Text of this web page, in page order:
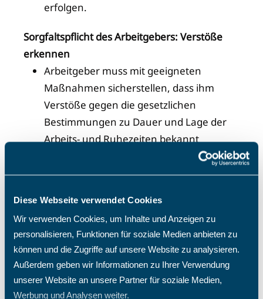
Diese Webseite verwendet Cookies
Wir verwenden Cookies, um Inhalte und Anzeigen zu
personalisieren, Funktionen für soziale Medien anbieten zu
können und die Zugriffe auf unsere Website zu analysieren.
Außerdem geben wir Informationen zu Ihrer Verwendung
unserer Website an unsere Partner für soziale Medien,
Werbung und Analysen weiter.
erfolgen.
Sorgfaltspflicht des Arbeitgebers: Verstöße
erkennen
Arbeitgeber muss mit geeigneten
Maßnahmen sicherstellen, dass ihm
Verstöße gegen die gesetzlichen
Bestimmungen zu Dauer und Lage der
Arbeits- und Ruhezeiten bekannt
Der Arbeitgeber ist verpflichtet, den
Arbeitnehmer auf dessen Wunsch über
die erfasste Arbeitszeit zu informieren.
Er muss ihm auf Anfrage eine Kopie der
Aufzeichnungen zur Verfügung zu
stellen.